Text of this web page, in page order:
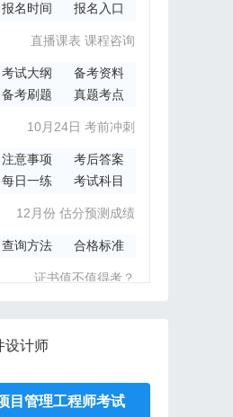
导资料
寄辅导资料
组编资料集
报名时间 报名入口
直播课表 课程咨询
考试大纲
备考资料
备考刷题 真题考点
10月24日 考前冲刺
注意事项
考后答案
每日一练 考试科目
12月份 估分预测成绩
查询方法 合格标准
证书值不值得考？
设计师
目管理工程师考试